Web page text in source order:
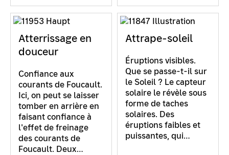
Atterrissage en
douceur
Confiance aux
courants de Foucault.
Ici, on peut se laisser
tomber en arrière en
faisant confiance à
l'effet de freinage
des courants de
Foucault. Deux…
Attrape-soleil
Éruptions visibles.
Que se passe-t-il sur
le Soleil ? Le capteur
solaire le révèle sous
forme de taches
solaires. Des
éruptions faibles et
puissantes, qui…